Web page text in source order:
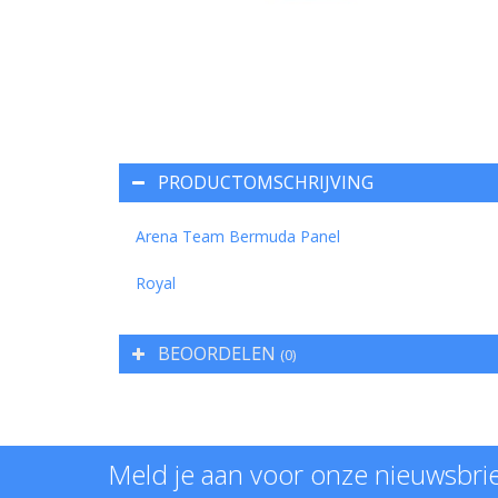
PRODUCTOMSCHRIJVING
Arena Team Bermuda Panel
Royal
BEOORDELEN (0)
Meld je aan voor onze